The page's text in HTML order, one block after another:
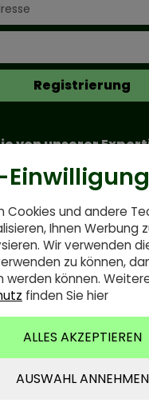
von unserer
Einwilligung
Cookies und andere
Ihnen Werbung
Wir verwenden
zu können,
werden können.
finden Sie hier
ALLES AKZEPTIEREN
AUSWAHL ANNEHMEN